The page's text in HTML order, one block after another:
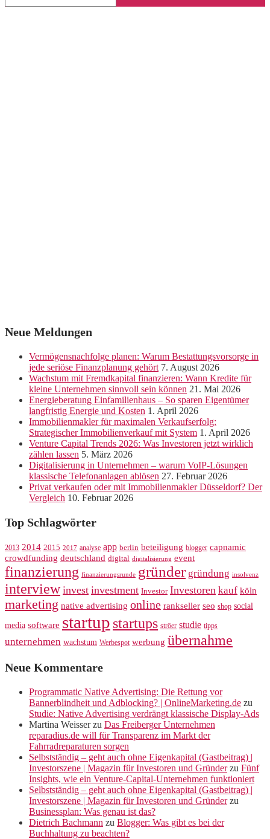
Neue Meldungen
Vermögensnachfolge planen: Warum Bestattungsvorsorge in
jede seriöse Finanzplanung gehört 7. August 2026
Wachstum mit Fremdkapital finanzieren: Wann Kredite für
kleine Unternehmen sinnvoll sein können 21. Mai 2026
Energieberatung Einfamilienhaus – So sparen Eigentümer
langfristig Energie und Kosten 1. April 2026
Immobilienmakler für maximalen Verkaufserfolg:
Strategischer Immobilienverkauf mit System 1. April 2026
Venture Capital Trends 2026: Was Investoren jetzt wirklich
zählen lassen 5. März 2026
Digitalisierung in Unternehmen – warum VoIP-Lösungen
klassische Telefonanlagen ablösen 27. Februar 2026
Privat verkaufen oder mit Immobilienmakler Düsseldorf? Der
Vergleich 10. Februar 2026
Top Schlagwörter
2013 2014 2015 2017 analyse app berlin beteiligung blogger capnamic
crowdfunding deutschland digital digitalisierung event
finanzierung finanzierungsrunde gründer gründung insolvenz
interview invest investment Investor Investoren kauf köln
marketing native advertising online rankseller seo shop social
media software startup startups ströer studie tipps
unternehmen wachstum Werbespot werbung übernahme
Neue Kommentare
Programmatic Native Advertising: Die Rettung vor
Bannerblindheit und Adblocking? | OnlineMarketing.de zu
Studie: Native Advertising verdrängt klassische Display-Ads
Martina Weisserzu Das Freiberger Unternehmen
reparadius.de will für Transparenz im Markt der
Fahrradreparaturen sorgen
Selbstständig – geht auch ohne Eigenkapital (Gastbeitrag) |
Investorszene | Magazin für Investoren und Gründerzu Fünf
Insights, wie ein Venture-Capital-Unternehmen funktioniert
Selbstständig – geht auch ohne Eigenkapital (Gastbeitrag) |
Investorszene | Magazin für Investoren und Gründerzu
Businessplan: Was genau ist das?
Dietrich Bachmann zu Blogger: Was gibt es bei der
Buchhaltung zu beachten?